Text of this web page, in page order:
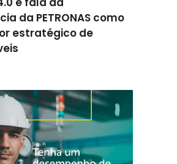
da PETRONAS como
estratégico de